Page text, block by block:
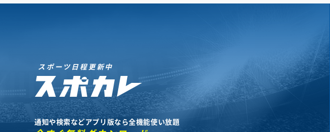
スポーツ日程更新中
通知や検索などアプリ版なら全機能使い放題